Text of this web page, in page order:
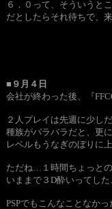
６．０って、そういうと
だとしたらそれ待ちで、
■９月４日
会社が終わった後、『
２人プレイは先週に少し
種族がバラバラだと、更
レベルもうなぎのぼりに
ただね…１時間ちょっと
いままで３D酔いってし
PSPでもこんなことなかっ